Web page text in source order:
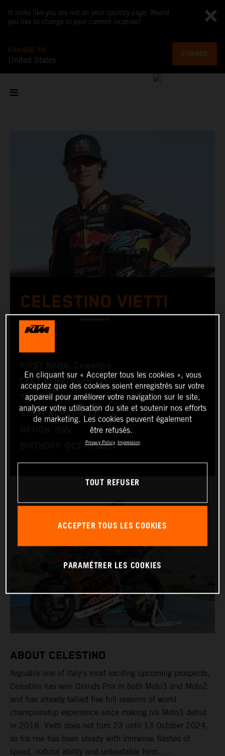
It looks like you are not on your country page. Would
you like to change to your current location?
CHANGE TO
United States
CHANGE
CELESTINO VIETTI
Moto2™
LAST NAME: Vietti
TEAM: Red Bull KTM AJO
START NUMBER: 13
BIRTHDAY: OCT 13 2001
ABOUT CELESTINO
Arguably one of Italy’s most exciting upcoming prospects,
Celestino has won Grands Prix in both Moto3 and Moto2
and has already tallied five full seasons of world
championship experience since making his Moto3 debut
in 2018. Vietti does not turn 23 until 13 October 2024,
so his rise has been steady with immense flashes of
speed, natural ability and unbeatable form. ...
En cliquant sur « Accepter tous les cookies », vous
acceptez que des cookies soient enregistrés sur votre
appareil pour améliorer votre navigation sur le site,
analyser votre utilisation du site et soutenir nos efforts
de marketing. Les cookies peuvent également
être refusés.
Privacy Policy Impression
TOUT REFUSER
ACCEPTER TOUS LES COOKIES
PARAMÉTRER LES COOKIES